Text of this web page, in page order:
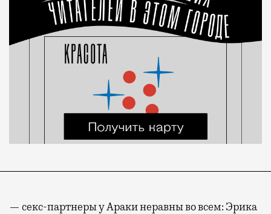
— секс-партнеры у Араки неравны во всем: Эрика